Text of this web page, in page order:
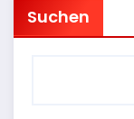
Suchen